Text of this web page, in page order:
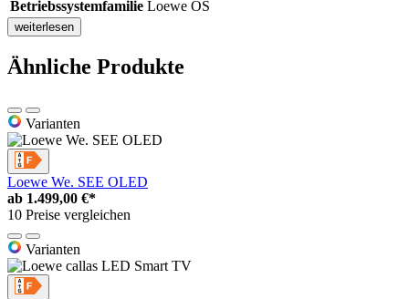
Betriebssystemfamilie Loewe OS
weiterlesen
Ähnliche Produkte
Varianten
Loewe We. SEE OLED
ab 1.499,00 €*
10 Preise vergleichen
Varianten